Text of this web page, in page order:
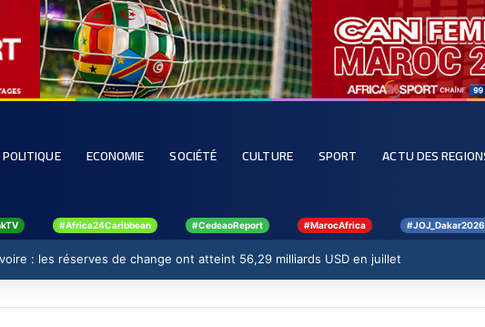
POLITIQUE ECONOMIE SOCIÉTÉ CULTURE SPORT ACTU DES
#Africa24Caribbean #CedeaoReport #MarocAfrica #JOJ_Dakar2026
: les réserves de change ont atteint 56,29 milliards USD en juillet